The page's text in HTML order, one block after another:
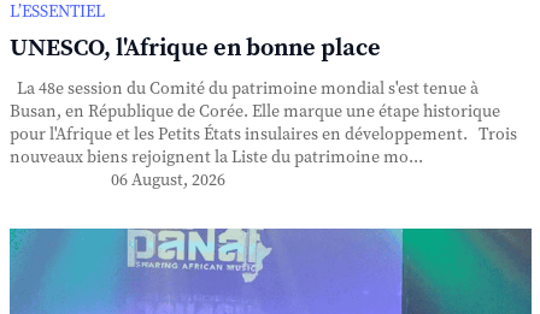
L’ESSENTIEL
UNESCO, l'Afrique en bonne place
La 48e session du Comité du patrimoine mondial s'est tenue à
Busan, en République de Corée. Elle marque une étape historique
pour l'Afrique et les Petits États insulaires en développement. Trois
nouveaux biens rejoignent la Liste du patrimoine mo...
06 August, 2026